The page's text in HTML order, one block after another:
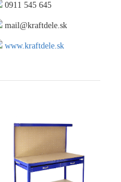
0911 545 645
mail@kraftdele.sk
www.kraftdele.sk